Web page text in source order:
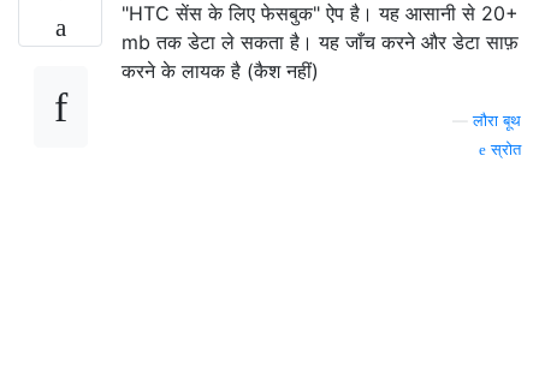
"HTC सेंस के लिए फेसबुक" ऐप है। यह आसानी से 20+
mb तक डेटा ले सकता है। यह जाँच करने और डेटा साफ़
करने के लायक है (कैश नहीं)
—लौरा बूथ
स्रोत